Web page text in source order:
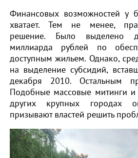
Финансовых возможностей у
хватает. Тем не менее,
решение. Было выделено
миллиарда рублей по
доступным жильем. Однако,
на выделение субсидий,
декабря 2010. Остальным
Подобные массовые митинги
других крупных городах
призывают властей решить